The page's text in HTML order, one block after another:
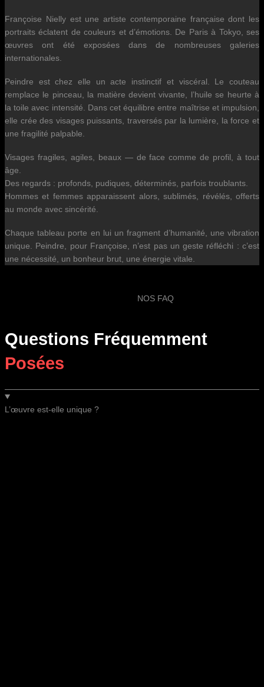
Françoise Nielly est une artiste contemporaine française dont les
portraits éclatent de couleurs et d’émotions. De Paris à Tokyo, ses
œuvres ont été exposées dans de nombreuses galeries
internationales.
Peindre est chez elle un acte instinctif et viscéral. Le couteau
remplace le pinceau, la matière devient vivante, l’huile se heurte à
la toile avec intensité. Dans cet équilibre entre maîtrise et impulsion,
elle crée des visages puissants, traversés par la lumière, la force et
une fragilité palpable.
Visages fragiles, agiles, beaux — de face comme de profil, à tout
âge.
Des regards : profonds, pudiques, déterminés, parfois troublants.
Hommes et femmes apparaissent alors, sublimés, révélés, offerts
au monde avec sincérité.
Chaque tableau porte en lui un fragment d’humanité, une vibration
unique. Peindre, pour Françoise, n’est pas un geste réfléchi : c’est
une nécessité, un bonheur brut, une énergie vitale.
NOS FAQ
Questions Fréquemment
Posées
L’œuvre est-elle unique ?